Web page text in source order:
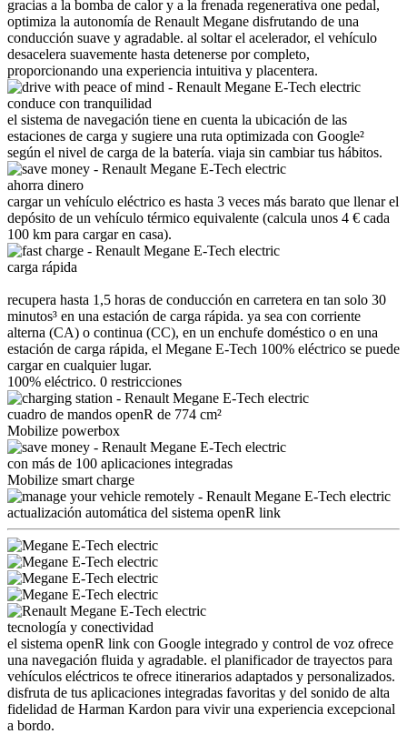
gracias a la bomba de calor y a la frenada regenerativa one pedal,
optimiza la autonomía de Renault Megane disfrutando de una
conducción suave y agradable. al soltar el acelerador, el vehículo
desacelera suavemente hasta detenerse por completo,
proporcionando una experiencia intuitiva y placentera.
conduce con tranquilidad
el sistema de navegación tiene en cuenta la ubicación de las
estaciones de carga y sugiere una ruta optimizada con Google²
según el nivel de carga de la batería. viaja sin cambiar tus hábitos.
ahorra dinero
cargar un vehículo eléctrico es hasta 3 veces más barato que llenar el
depósito de un vehículo térmico equivalente (calcula unos 4 € cada
100 km para cargar en casa).
carga rápida
recupera hasta 1,5 horas de conducción en carretera en tan solo 30
minutos³ en una estación de carga rápida. ya sea con corriente
alterna (CA) o continua (CC), en un enchufe doméstico o en una
estación de carga rápida, el Megane E-Tech 100% eléctrico se puede
cargar en cualquier lugar.
100% eléctrico. 0 restricciones
cuadro de mandos openR de 774 cm²
Mobilize powerbox
con más de 100 aplicaciones integradas
Mobilize smart charge
actualización automática del sistema openR link
tecnología y conectividad
el sistema openR link con Google integrado y control de voz ofrece
una navegación fluida y agradable. el planificador de trayectos para
vehículos eléctricos te ofrece itinerarios adaptados y personalizados.
disfruta de tus aplicaciones integradas favoritas y del sonido de alta
fidelidad de Harman Kardon para vivir una experiencia excepcional
a bordo.